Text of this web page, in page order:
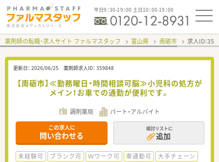
平日9：30-19：00 土日10：00-19：00
薬剤師の転職・求人サイト ファルマスタッフ 富山県 南砺市 求人ID：
更新日： 2026/06/25 薬剤師求人ID： 359848
【南砺市】≪勤務曜日・時間相談可脳≫小児科の処方が
メイン！お車での通勤が便利です。
調剤薬局 パート・アルバイト
この求人に
問い合わせる
検討リストに
追加
未経験可 ブランク可 Ｗワーク可 車通勤可 大手チェーン